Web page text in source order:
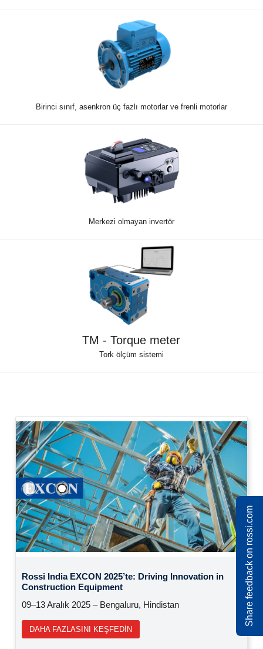
Birinci sınıf, asenkron üç fazlı motorlar ve frenli motorlar
Merkezi olmayan invertör
TM - Torque meter
Tork ölçüm sistemi
Rossi at SIM 2025: madencilik endüstrisi için
çözümler
15 – 17 Ekim 2025 | Orléans (Fransa)
DAHA FAZLASINI KEŞFEDIN
Previous Next Share feedback on rossi.com